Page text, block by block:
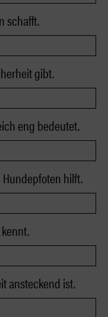
schafft.
gibt.
eng bedeutet.
hilft.
ansteckend ist.